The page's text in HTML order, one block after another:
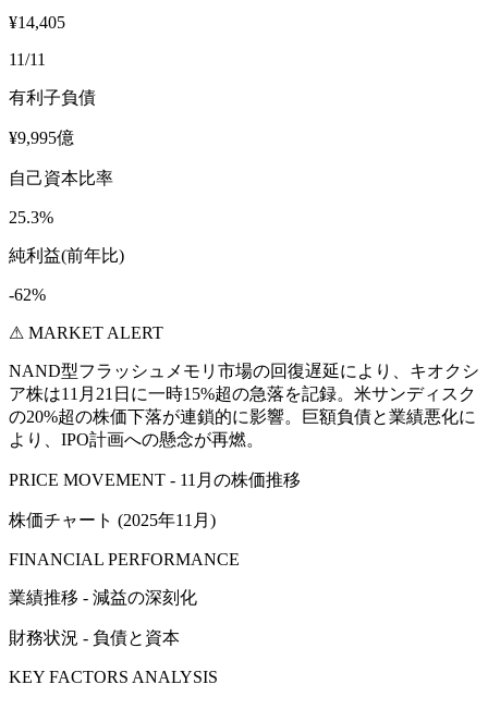
¥14,405
11/11
有利子負債
¥9,995億
自己資本比率
25.3%
純利益(前年比)
-62%
⚠ MARKET ALERT
NAND型フラッシュメモリ市場の回復遅延により、キオクシ
ア株は11月21日に一時15%超の急落を記録。米サンディスク
の20%超の株価下落が連鎖的に影響。巨額負債と業績悪化に
より、IPO計画への懸念が再燃。
PRICE MOVEMENT - 11月の株価推移
株価チャート (2025年11月)
FINANCIAL PERFORMANCE
業績推移 - 減益の深刻化
財務状況 - 負債と資本
KEY FACTORS ANALYSIS